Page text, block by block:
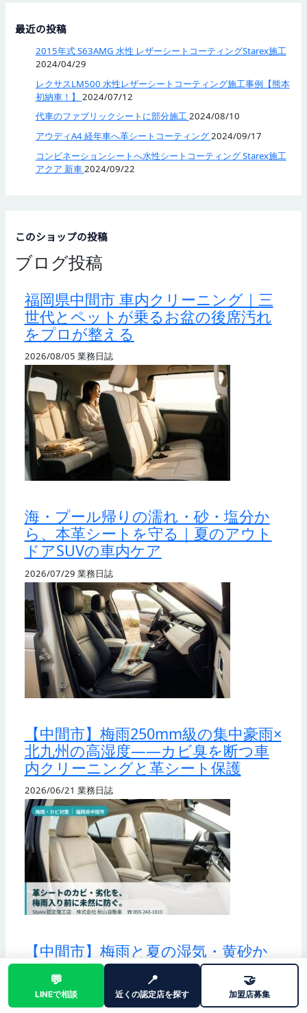
最近の投稿
2015年式 S63AMG 水性 レザーシートコーティングStarex施工
2024/04/29
レクサスLM500 水性レザーシートコーティング施工事例【熊本
初納車！】 2024/07/12
代車のファブリックシートに部分施工2024/08/10
アウディA4 経年車へ革シートコーティング2024/09/17
コンビネーションシートへ水性シートコーティング Starex施工
アクア 新車2024/09/22
このショップの投稿
ブログ投稿
福岡県中間市 車内クリーニング｜三
世代とペットが乗るお盆の後席汚れ
をプロが整える
2026/08/05 業務日誌
海・プール帰りの濡れ・砂・塩分か
ら、本革シートを守る｜夏のアウト
ドアSUVの車内ケア
2026/07/29 業務日誌
【中間市】梅雨250mm級の集中豪雨×
北九州の高湿度——カビ臭を断つ車
内クリーニングと革シート保護
2026/06/21 業務日誌
【中間市】梅雨と夏の湿気・黄砂か
ら車内を守る——北九州内陸の気候
を知る秋山自動車
2026/06/19業務日誌
💬
LINEで相談
📍
近くの認定店を探す
🤝
加盟店募集